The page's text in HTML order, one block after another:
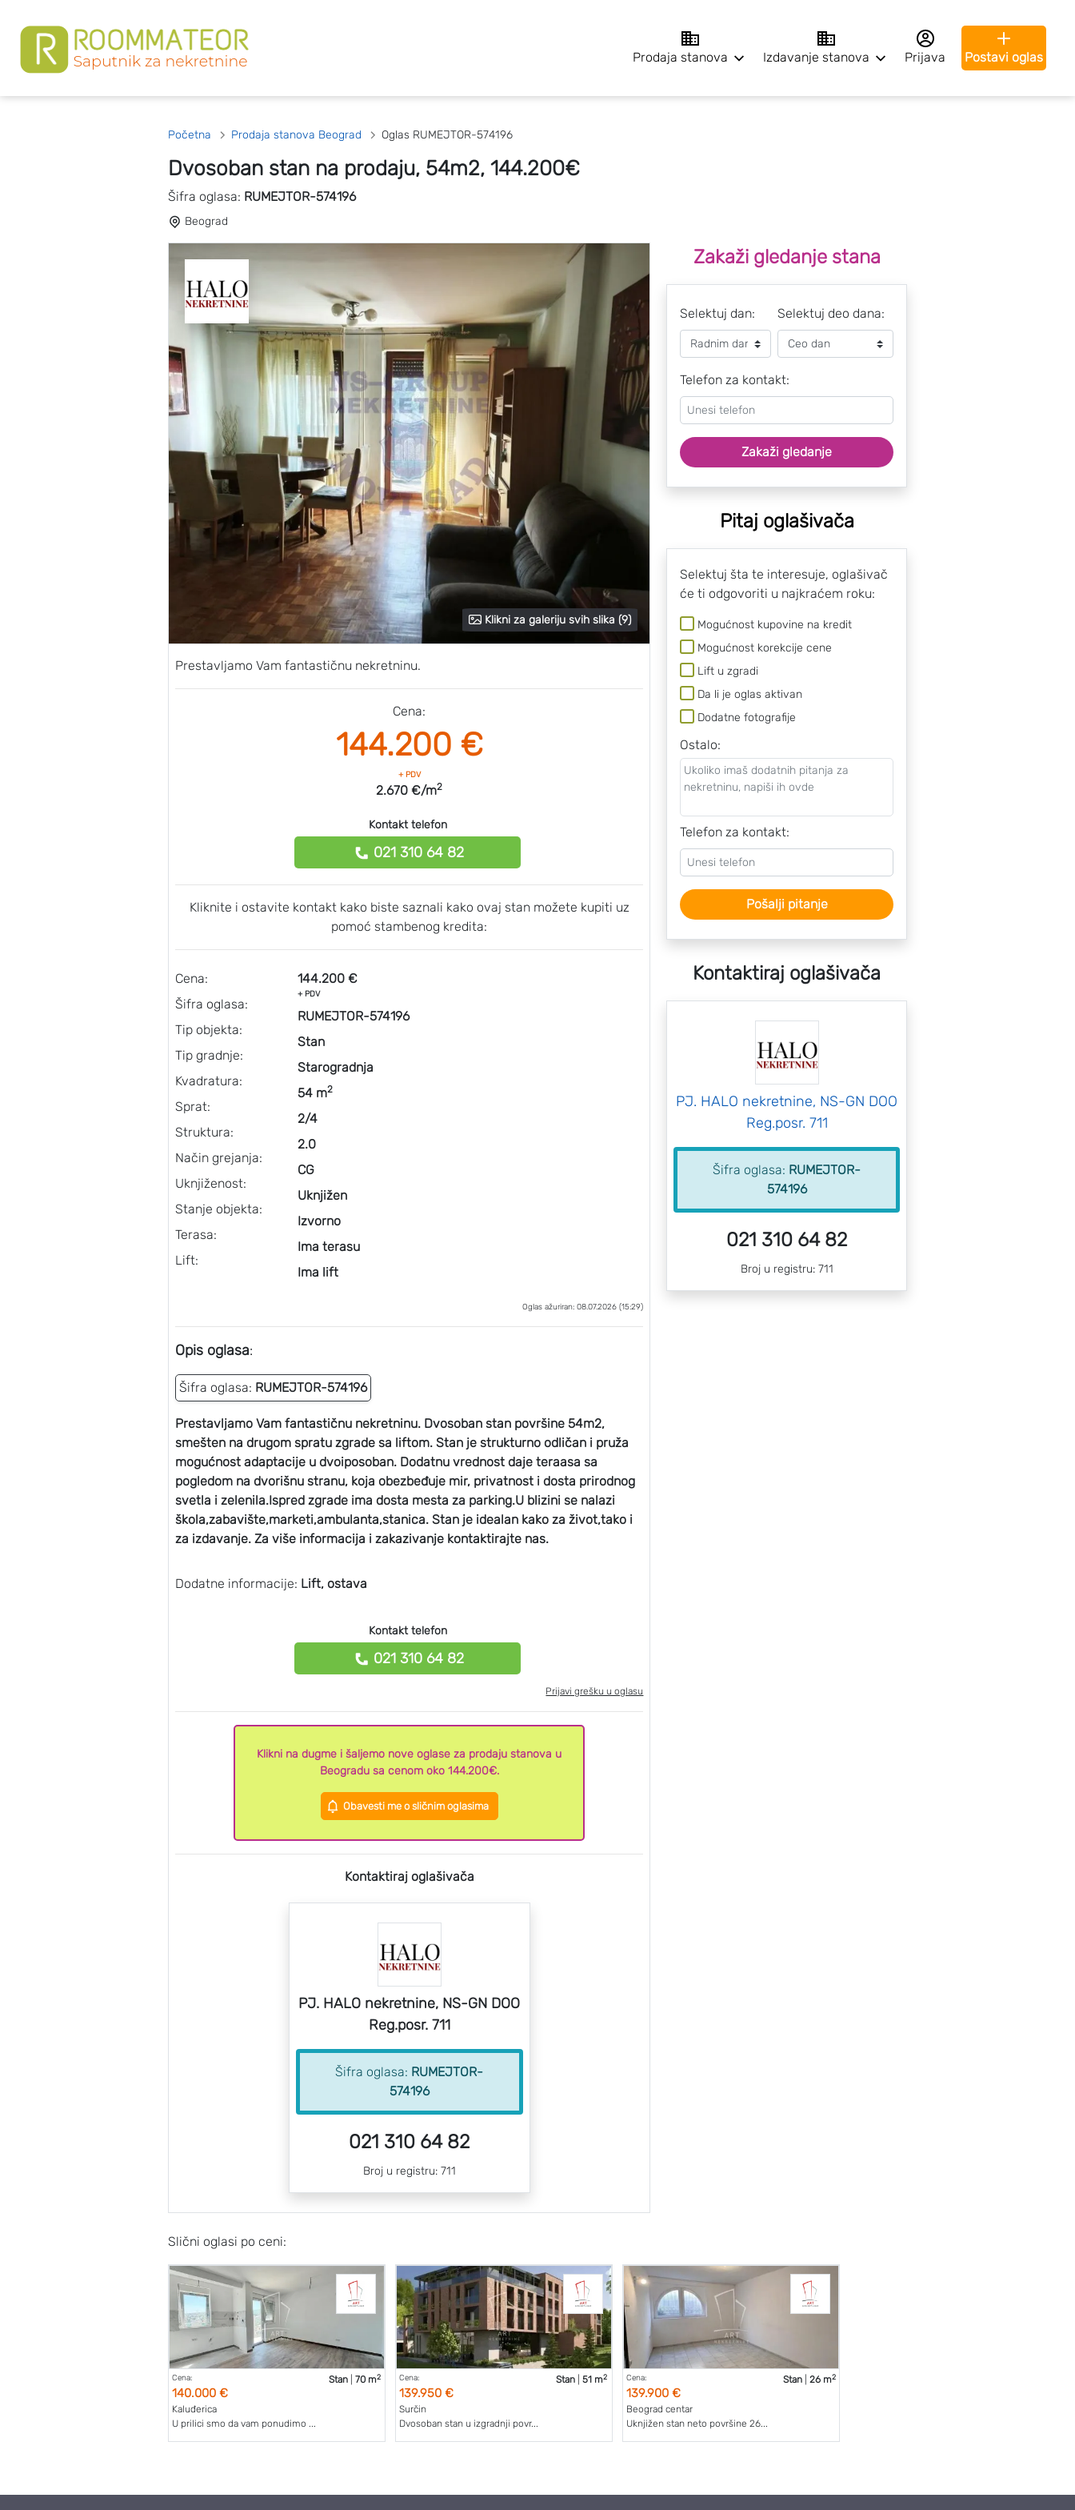
Prodaja stanova Izdavanje stanova Prijava Postavi oglas
Početna Prodaja stanova Beograd Oglas RUMEJTOR-574196
Dvosoban stan na prodaju, 54m2, 144.200€
Šifra oglasa: RUMEJTOR-574196
Beograd
Klikni za galeriju svih slika (9)
Prestavljamo Vam fantastičnu nekretninu.
Cena:
144.200 €
+ PDV
2.670 €/m2
Kontakt telefon
021 310 64 82
Kliknite i ostavite kontakt kako biste saznali kako ovaj stan možete kupiti uz
pomoć stambenog kredita:
Cena:
Šifra oglasa:
Tip objekta:
Tip gradnje:
Kvadratura:
Sprat:
Struktura:
Način grejanja:
Uknjiženost:
Stanje objekta:
Terasa:
Lift:
144.200 €
+ PDV
RUMEJTOR-574196
Stan
Starogradnja
54 m2
2/4
2.0
CG
Uknjižen
Izvorno
Ima terasu
Ima lift
Oglas ažuriran: 08.07.2026 (15:29)
Opis oglasa:
Šifra oglasa: RUMEJTOR-574196
Prestavljamo Vam fantastičnu nekretninu. Dvosoban stan površine 54m2,
smešten na drugom spratu zgrade sa liftom. Stan je strukturno odličan i pruža
mogućnost adaptacije u dvoiposoban. Dodatnu vrednost daje teraasa sa
pogledom na dvorišnu stranu, koja obezbeđuje mir, privatnost i dosta prirodnog
svetla i zelenila.Ispred zgrade ima dosta mesta za parking.U blizini se nalazi
škola,zabavište,marketi,ambulanta,stanica. Stan je idealan kako za život,tako i
za izdavanje. Za više informacija i zakazivanje kontaktirajte nas.
Dodatne informacije: Lift, ostava
Kontakt telefon
021 310 64 82
Prijavi grešku u oglasu
Klikni na dugme i šaljemo nove oglase za prodaju stanova u
Beogradu sa cenom oko 144.200€.
Obavesti me o sličnim oglasima
Kontaktiraj oglašivača
PJ. HALO nekretnine, NS-GN DOO
Reg.posr. 711
Šifra oglasa: RUMEJTOR-
574196
021 310 64 82
Broj u registru: 711
Zakaži gledanje stana
Selektuj dan: Selektuj deo dana:
Telefon za kontakt:
Zakaži gledanje
Pitaj oglašivača
Selektuj šta te interesuje, oglašivač
će ti odgovoriti u najkraćem roku:
Mogućnost kupovine na kredit
Mogućnost korekcije cene
Lift u zgradi
Da li je oglas aktivan
Dodatne fotografije
Ostalo:
Telefon za kontakt:
Pošalji pitanje
Kontaktiraj oglašivača
PJ. HALO nekretnine, NS-GN DOO
Reg.posr. 711
Šifra oglasa: RUMEJTOR-
574196
021 310 64 82
Broj u registru: 711
Slični oglasi po ceni:
Cena:
140.000 €
Stan |70 m2
Kaluđerica
U prilici smo da vam ponudimo ...
Cena:
139.950 €
Stan |51 m2
Surčin
Dvosoban stan u izgradnji povr...
Cena:
139.900 €
Stan| 26 m2
Beograd centar
Uknjižen stan neto površine 26...